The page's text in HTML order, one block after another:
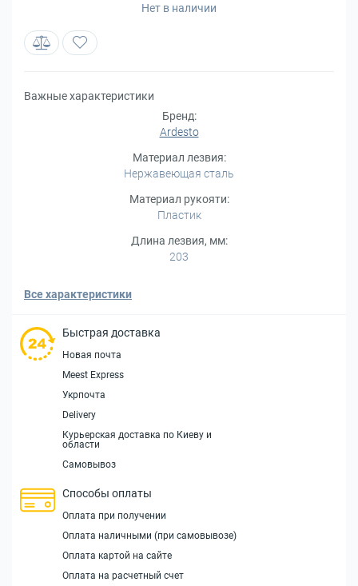
Нет в наличии
Важные характеристики
Бренд:
Ardesto
Материал лезвия:
Нержавеющая сталь
Материал рукояти:
Пластик
Длина лезвия, мм:
203
Все характеристики
Быстрая доставка
Новая почта
Meest Express
Укрпочта
Delivery
Курьерская доставка по Киеву и
области
Самовывоз
Способы оплаты
Оплата при получении
Оплата наличными (при самовывозе)
Оплата картой на сайте
Оплата на расчетный счет